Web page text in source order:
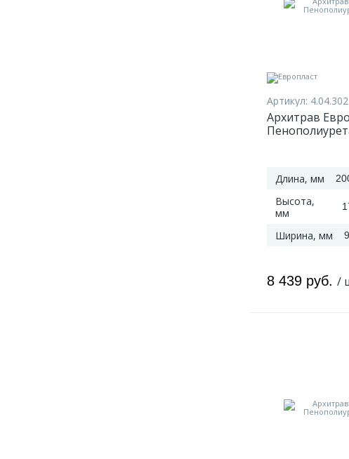
Артикул: 4.04.302
Архитрав
Длина, мм
Высота,
мм
Ширина, мм
8 439 руб. /